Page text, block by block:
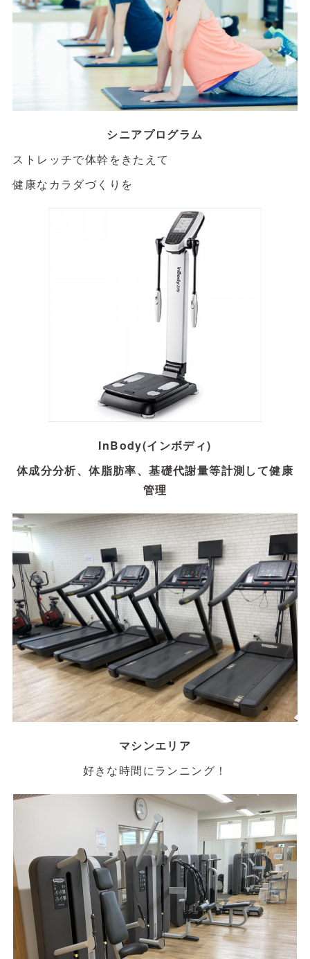
シニアプログラム
ストレッチで体幹をきたえて
健康なカラダづくりを
InBody(インボディ)
体成分分析、体脂肪率、基礎代謝量等計測して健康
管理
マシンエリア
好きな時間にランニング！